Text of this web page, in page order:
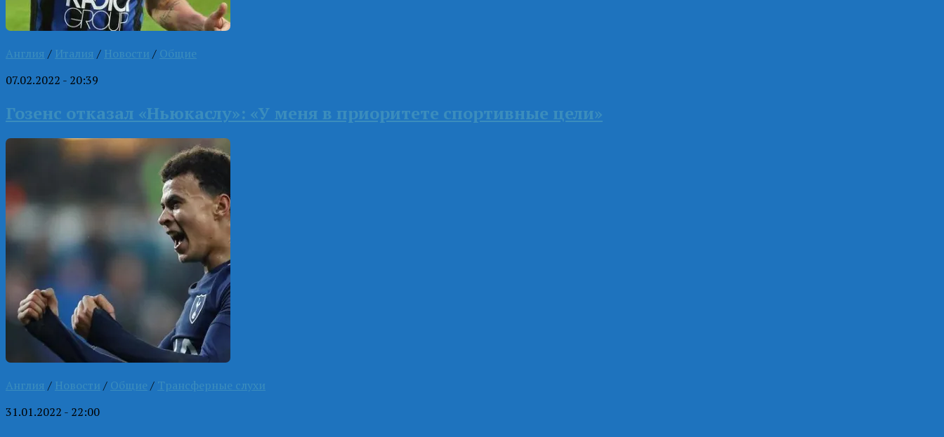
Англия / Италия / Новости / Общие
07.02.2022 - 20:39
Гозенс отказал «Ньюкаслу»: «У меня в приоритете спортивные цели»
Англия / Новости / Общие / Трансферные слухи
31.01.2022 - 22:00